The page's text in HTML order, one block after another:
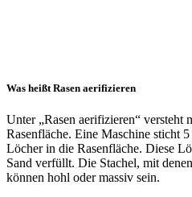
Was heißt Rasen aerifizieren
Unter „Rasen aerifizieren“ versteht
Rasenfläche. Eine Maschine sticht
Löcher in die Rasenfläche. Diese
Sand verfüllt. Die Stachel, mit
können hohl oder massiv sein.